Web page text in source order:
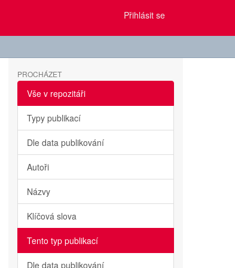
Přihlásit se
PROCHÁZET
Vše v repozitáři
Typy publikací
Dle data publikování
Autoři
Názvy
Klíčová slova
Tento typ publikací
Dle data publikování